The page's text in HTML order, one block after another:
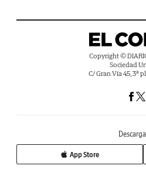
Copyright ©
Sociedad
C/ Gran Vía 45, 3ª
App Store